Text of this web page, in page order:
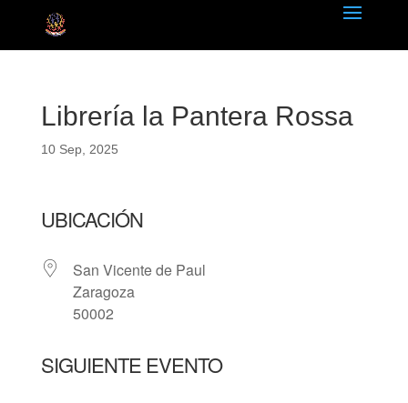
Librería la Pantera Rossa
10 Sep, 2025
UBICACIÓN
San Vicente de Paul
Zaragoza
50002
SIGUIENTE EVENTO